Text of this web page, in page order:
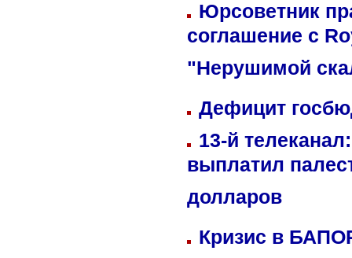
Юрсоветник
соглашение с
"Нерушимой
Дефицит
13-й
выплатил
долларов
Кризис в